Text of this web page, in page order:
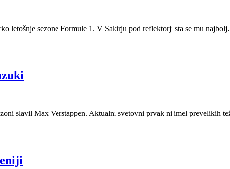
letošnje sezone Formule 1. V Sakirju pod reflektorji sta se mu
slavil Max Verstappen. Aktualni svetovni prvak ni imel prevelikih